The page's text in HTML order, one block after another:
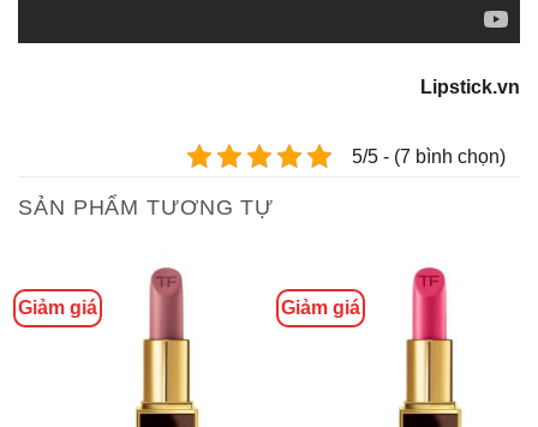
Lipstick.vn
5/5 - (7 bình chọn)
SẢN PHẨM TƯƠNG TỰ
Giảm giá Giảm giá